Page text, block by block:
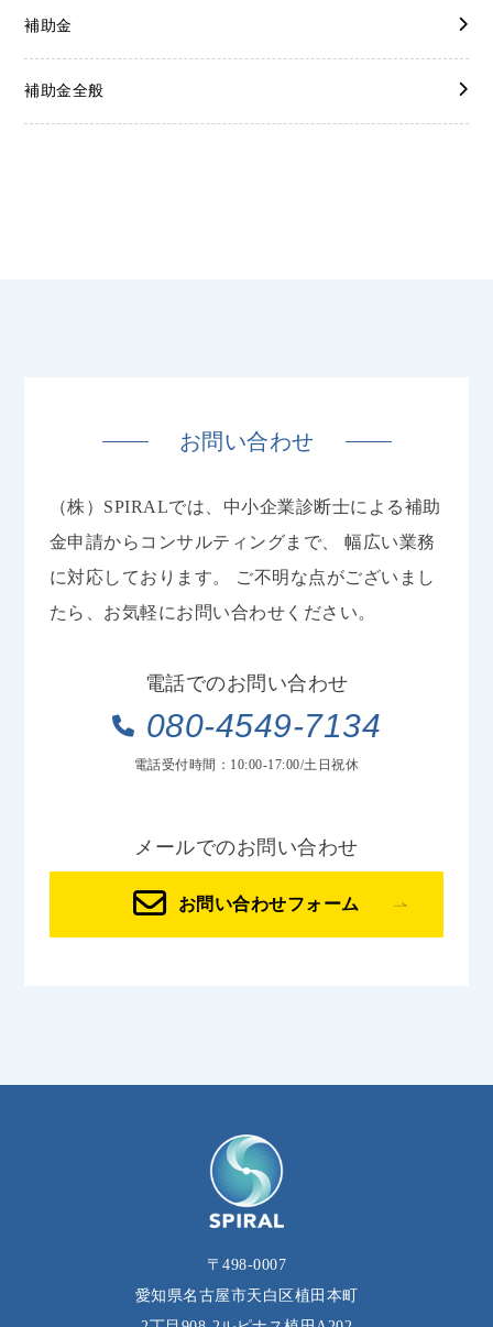
補助金
補助金全般
お問い合わせ
（株）SPIRALでは、中小企業診断士による補助
金申請からコンサルティングまで、
幅広い業務
に対応しております。
ご不明な点がございまし
たら、お気軽にお問い合わせください。
電話でのお問い合わせ
080-4549-7134
電話受付時間：10:00-17:00/土日祝休
メールでのお問い合わせ
お問い合わせフォーム
〒498-0007
愛知県名古屋市天白区植田本町